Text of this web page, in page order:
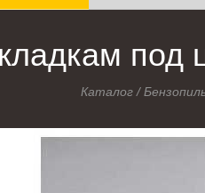
под
Каталог/